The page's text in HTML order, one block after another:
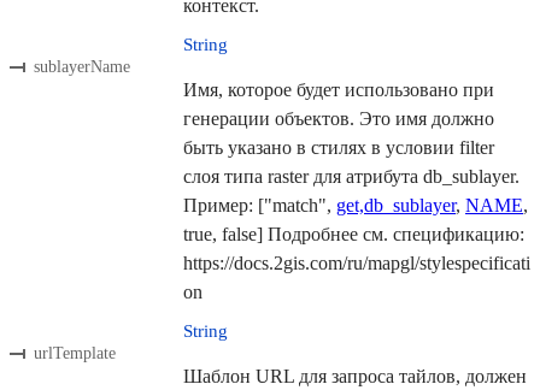
контекст.
sublayerName
String
Имя, которое будет использовано при
генерации объектов. Это имя должно
быть указано в стилях в условии filter
слоя типа raster для атрибута db_sublayer.
Пример: ["match", get,db_sublayer, NAME,
true, false] Подробнее см. спецификацию:
https://docs.2gis.com/ru/mapgl/stylespecificati
on
urlTemplate
String
Шаблон URL для запроса тайлов, должен